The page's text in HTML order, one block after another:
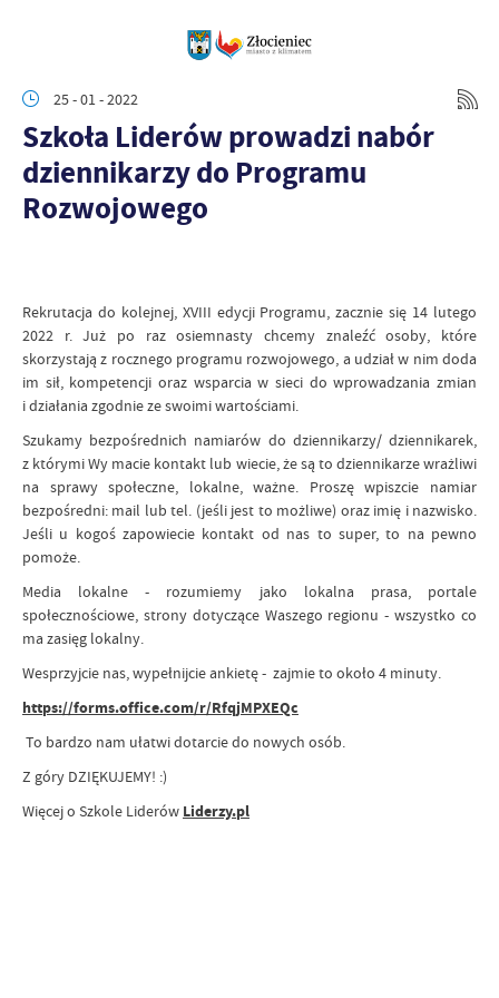
25 - 01 - 2022
Szkoła Liderów prowadzi nabór
dziennikarzy do Programu
Rozwojowego
Rekrutacja do kolejnej, XVIII edycji Programu, zacznie się 14 lutego
2022 r. Już po raz osiemnasty chcemy znaleźć osoby, które
skorzystają z rocznego programu rozwojowego, a udział w nim doda
im sił, kompetencji oraz wsparcia w sieci do wprowadzania zmian
i działania zgodnie ze swoimi wartościami.
Szukamy bezpośrednich namiarów do dziennikarzy/ dziennikarek,
z którymi Wy macie kontakt lub wiecie, że są to dziennikarze wrażliwi
na sprawy społeczne, lokalne, ważne. Proszę wpiszcie namiar
bezpośredni: mail lub tel. (jeśli jest to możliwe) oraz imię i nazwisko.
Jeśli u kogoś zapowiecie kontakt od nas to super, to na pewno
pomoże.
Media lokalne - rozumiemy jako lokalna prasa, portale
społecznościowe, strony dotyczące Waszego regionu - wszystko co
ma zasięg lokalny.
Wesprzyjcie nas, wypełnijcie ankietę - zajmie to około 4 minuty.
https://forms.office.com/r/RfqjMPXEQc
To bardzo nam ułatwi dotarcie do nowych osób.
Z góry DZIĘKUJEMY! :)
Więcej o Szkole Liderów Liderzy.pl